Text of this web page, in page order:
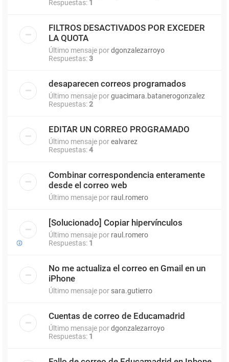
Respuestas: 1
FILTROS DESACTIVADOS POR EXCEDER
LA QUOTA
Último mensaje pordgonzalezarroyo
Respuestas:3
desaparecen correos programados
Último mensaje porguacimara.batanerogonzalez
Respuestas:2
EDITAR UN CORREO PROGRAMADO
Último mensaje porealvarez
Respuestas:4
Combinar correspondencia enteramente
desde el correo web
Último mensaje por raul.romero
[Solucionado] Copiar hipervínculos
Último mensaje por raul.romero
Respuestas: 1
No me actualiza el correo en Gmail en un
iPhone
Último mensaje por sara.gutierro
Cuentas de correo de Educamadrid
Último mensaje pordgonzalezarroyo
Respuestas: 1